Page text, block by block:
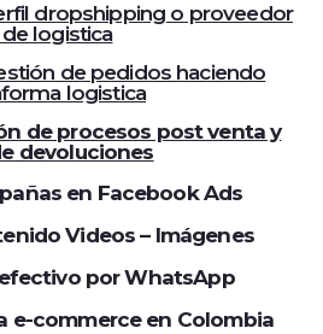
dropshipping o proveedor
logistica
de pedidos haciendo
logistica
de procesos post venta y
devoluciones
en Facebook Ads
Videos – Imágenes
por WhatsApp
e-commerce en Colombia